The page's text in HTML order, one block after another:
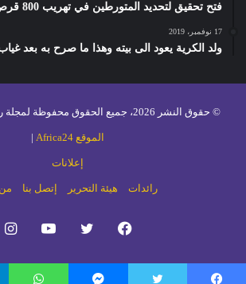
فتح تحقيق لتحديد المتورطين في تهريب 800 قرص طبي مخدر بطنجة
17 نوفمبر، 2019
ولد الكرية يعود الى بيته وهذا ما صرح به بعد
© حقوق النشر 2026، جميع الحقوق محفوظة لمجلة رائدات |
الموقع Africa24 |
إعلانات
رائدات هيئة التحرير إتصل بنا
فيسبوك تويتر يوتيوب